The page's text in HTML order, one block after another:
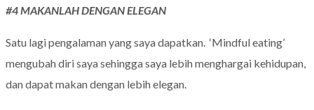
#4 MAKANLAH DENGAN ELEGAN
Satu lagi pengalaman yang saya dapatkan. ‘Mindful eating’
mengubah diri saya sehingga saya lebih menghargai kehidupan,
dan dapat makan dengan lebih elegan.